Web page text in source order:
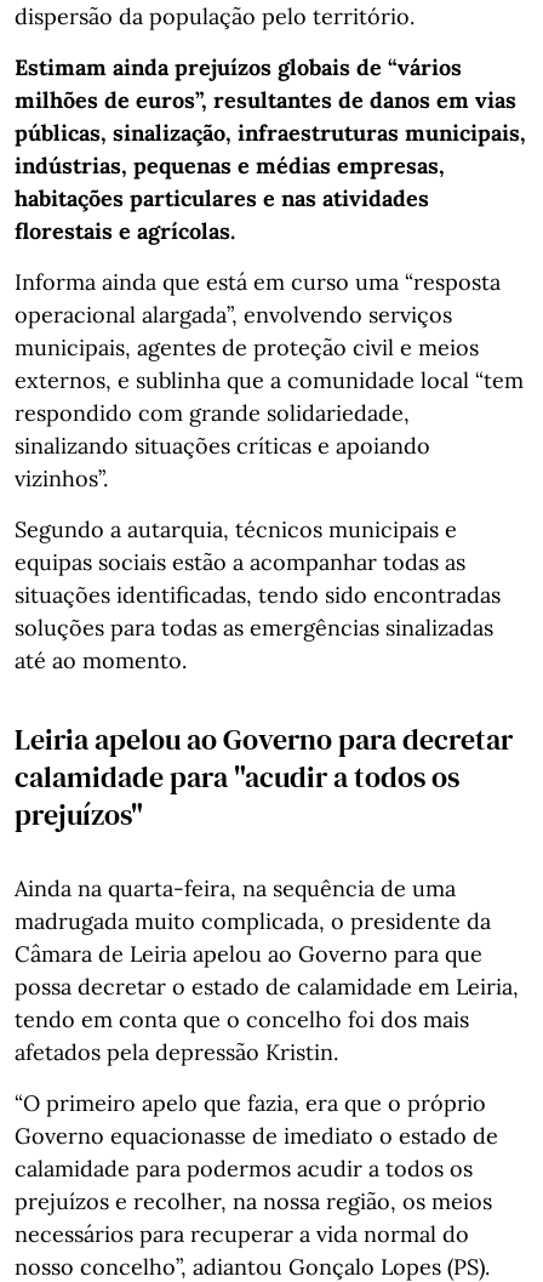
dispersão da população pelo território.
Estimam ainda prejuízos globais de “vários
milhões de euros”, resultantes de danos em vias
públicas, sinalização, infraestruturas municipais,
indústrias, pequenas e médias empresas,
habitações particulares e nas atividades
florestais e agrícolas.
Informa ainda que está em curso uma “resposta
operacional alargada”, envolvendo serviços
municipais, agentes de proteção civil e meios
externos, e sublinha que a comunidade local “tem
respondido com grande solidariedade,
sinalizando situações críticas e apoiando
vizinhos”.
Segundo a autarquia, técnicos municipais e
equipas sociais estão a acompanhar todas as
situações identificadas, tendo sido encontradas
soluções para todas as emergências sinalizadas
até ao momento.
Leiria apelou ao Governo para decretar
calamidade para "acudir a todos os
prejuízos"
Ainda na quarta-feira, na sequência de uma
madrugada muito complicada, o presidente da
Câmara de Leiria apelou ao Governo para que
possa decretar o estado de calamidade em Leiria,
tendo em conta que o concelho foi dos mais
afetados pela depressão Kristin.
“O primeiro apelo que fazia, era que o próprio
Governo equacionasse de imediato o estado de
calamidade para podermos acudir a todos os
prejuízos e recolher, na nossa região, os meios
necessários para recuperar a vida normal do
nosso concelho”, adiantou Gonçalo Lopes (PS).